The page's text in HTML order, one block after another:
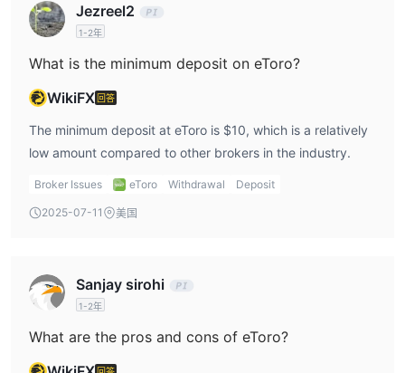
限的直接联系渠道。
e投睿是一家受监管的经纪商吗？
是的，e投睿是一家受监管的经纪商。它在欧洲由塞浦路斯证券交易
委员会（CySEC）、英国金融行为监管局（FCA）和澳大利亚证券
e投睿提供哪些交易工具？
e投睿提供7000多种交易工具，包括6202只股票、703只ETF、42
种商品、55种货币、18个指数和106种加密货币。
行交易练习。模拟账户是免费的，可以无限期使用。
Jezreel2
1-2年
What is the minimum deposit on eToro?
WikiFX 回答
The minimum deposit at eToro is $10, which is a relatively
low amount compared to other brokers in the industry.
Broker Issues eToro Withdrawal Deposit
2025-07-11 美国
Sanjay sirohi
1-2年
What are the pros and cons of eToro?